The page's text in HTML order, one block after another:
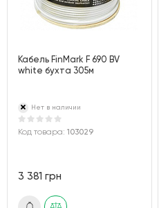
Кабель FinMark F 690 BV
white бухта 305м
Нет в наличии
Код товара: 103029
3 381 грн